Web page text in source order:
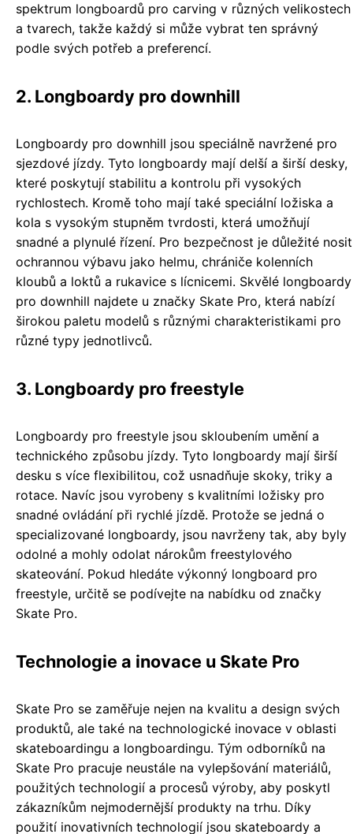
spektrum longboardů pro carving v různých velikostech
a tvarech, takže každý si může vybrat ten správný
podle svých potřeb a preferencí.
2. Longboardy pro downhill
Longboardy pro downhill jsou speciálně navržené pro
sjezdové jízdy. Tyto longboardy mají delší a širší desky,
které poskytují stabilitu a kontrolu při vysokých
rychlostech. Kromě toho mají také speciální ložiska a
kola s vysokým stupněm tvrdosti, která umožňují
snadné a plynulé řízení. Pro bezpečnost je důležité nosit
ochrannou výbavu jako helmu, chrániče kolenních
kloubů a loktů a rukavice s lícnicemi. Skvělé longboardy
pro downhill najdete u značky Skate Pro, která nabízí
širokou paletu modelů s různými charakteristikami pro
různé typy jednotlivců.
3. Longboardy pro freestyle
Longboardy pro freestyle jsou skloubením umění a
technického způsobu jízdy. Tyto longboardy mají širší
desku s více flexibilitou, což usnadňuje skoky, triky a
rotace. Navíc jsou vyrobeny s kvalitními ložisky pro
snadné ovládání při rychlé jízdě. Protože se jedná o
specializované longboardy, jsou navrženy tak, aby byly
odolné a mohly odolat nárokům freestylového
skateování. Pokud hledáte výkonný longboard pro
freestyle, určitě se podívejte na nabídku od značky
Skate Pro.
Technologie a inovace u Skate Pro
Skate Pro se zaměřuje nejen na kvalitu a design svých
produktů, ale také na technologické inovace v oblasti
skateboardingu a longboardingu. Tým odborníků na
Skate Pro pracuje neustále na vylepšování materiálů,
použitých technologií a procesů výroby, aby poskytl
zákazníkům nejmodernější produkty na trhu. Díky
použití inovativních technologií jsou skateboardy a